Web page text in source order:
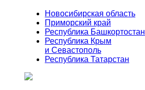
Новосибирская область
Приморский край
Республика Башкортостан
Республика Крым
и Севастополь
Республика Татарстан